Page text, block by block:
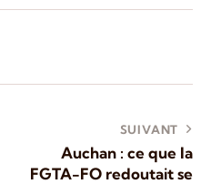
SUIVANT
Auchan : ce que la
FGTA-FO redoutait se